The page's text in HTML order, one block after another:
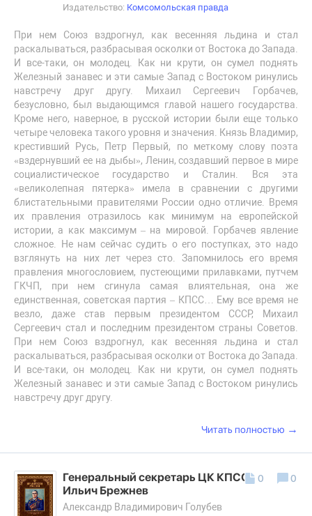
Издательство: Комсомольская правда
При нем Союз вздрогнул, как весенняя льдина и стал
раскалываться, разбрасывая осколки от Востока до Запада.
И все-таки, он молодец. Как ни крути, он сумел поднять
Железный занавес и эти самые Запад с Востоком ринулись
навстречу друг другу. Михаил Сергеевич Горбачев,
безусловно, был выдающимся главой нашего государства.
Кроме него, наверное, в русской истории были еще только
четыре человека такого уровня и значения. Князь Владимир,
крестивший Русь, Петр Первый, по меткому слову поэта
«вздернувший ее на дыбы», Ленин, создавший первое в мире
социалистическое государство и Сталин. Вся эта
«великолепная пятерка» имела в сравнении с другими
блистательными правителями России одно отличие. Время
их правления отразилось как минимум на европейской
истории, а как максимум – на мировой. Горбачев явление
сложное. Не нам сейчас судить о его поступках, это надо
взглянуть на них лет через сто. Запомнилось его время
правления многословием, пустеющими прилавками, путчем
ГКЧП, при нем сгинула самая влиятельная, она же
единственная, советская партия – КПСС… Ему все время не
везло, даже став первым президентом СССР, Михаил
Сергеевич стал и последним президентом страны Советов.
При нем Союз вздрогнул, как весенняя льдина и стал
раскалываться, разбрасывая осколки от Востока до Запада.
И все-таки, он молодец. Как ни крути, он сумел поднять
Железный занавес и эти самые Запад с Востоком ринулись
навстречу друг другу.
Читать полностью →
Генеральный секретарь ЦК КПСС Леонид
Ильич Брежнев
Александр Владимирович Голубев
0 0